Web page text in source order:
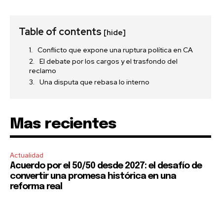
Table of contents [hide]
Conflicto que expone una ruptura política en CA
El debate por los cargos y el trasfondo del
reclamo
Una disputa que rebasa lo interno
Mas recientes
Actualidad
Acuerdo por el 50/50 desde 2027: el desafío de
convertir una promesa histórica en una
reforma real